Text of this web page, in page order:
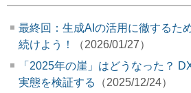
最終回：生成AIの活用に徹するた
続けよう！
（2026/01/27）
「2025年の崖」はどうなった？
実態を検証する
（2025/12/24）